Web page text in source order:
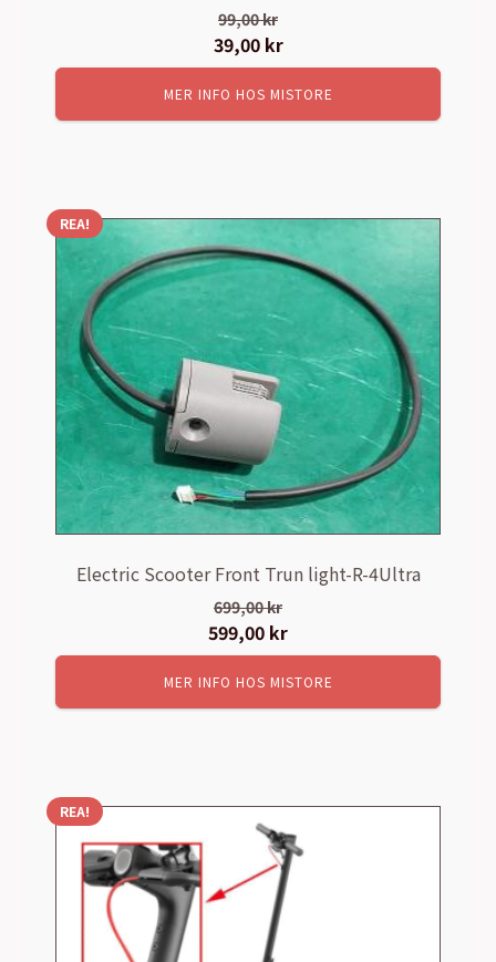
99,00kr
Det
ursprungliga
priset
var:
39,00 krDet
nuvarande
priset
är:
MER INFO HOS MISTORE
REA!
Electric Scooter Front Trun light-R-4Ultra
699,00kr
Det
ursprungliga
priset
var:
599,00 kr
nuvarande
priset
är:
MER INFO HOS MISTORE
REA!